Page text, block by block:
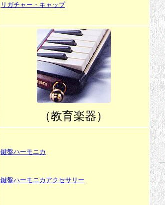
リガチャー・キャップ
（教育楽器）
鍵盤ハーモニカ
鍵盤ハーモニカアクセサリー